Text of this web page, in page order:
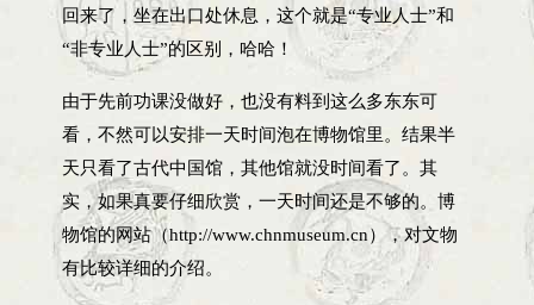
回来了，坐在出口处休息，这个就是“专业人士”和
“非专业人士”的区别，哈哈！
由于先前功课没做好，也没有料到这么多东东可
看，不然可以安排一天时间泡在博物馆里。结果半
天只看了古代中国馆，其他馆就没时间看了。其
实，如果真要仔细欣赏，一天时间还是不够的。博
物馆的网站（http://www.chnmuseum.cn），对文物
有比较详细的介绍。